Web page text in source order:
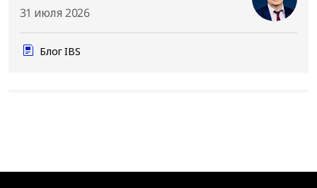
31 июля 2026
Блог IBS